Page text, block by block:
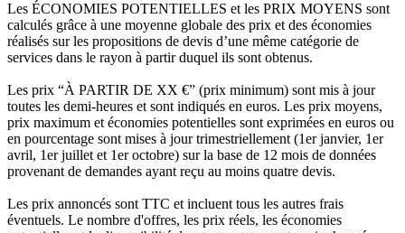
Les ÉCONOMIES POTENTIELLES et les PRIX MOYENS sont
calculés grâce à une moyenne globale des prix et des économies
réalisés sur les propositions de devis d’une même catégorie de
services dans le rayon à partir duquel ils sont obtenus.
Les prix “À PARTIR DE XX €” (prix minimum) sont mis à jour
toutes les demi-heures et sont indiqués en euros. Les prix moyens,
prix maximum et économies potentielles sont exprimées en euros ou
en pourcentage sont mises à jour trimestriellement (1er janvier, 1er
avril, 1er juillet et 1er octobre) sur la base de 12 mois de données
provenant de demandes ayant reçu au moins quatre devis.
Les prix annoncés sont TTC et incluent tous les autres frais
éventuels. Le nombre d'offres, les prix réels, les économies